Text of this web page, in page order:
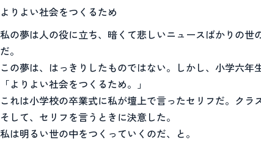
よりよい社会をつくるため
私の夢は人の役に立ち、暗くて悲しいニュースばかりの
だ。
この夢は、はっきりしたものではない。しかし、小学六
「よりよい社会をつくるため。」
これは小学校の卒業式に私が壇上で言ったセリフだ。ク
そして、セリフを言うときに決意した。
私は明るい世の中をつくっていくのだ、と。